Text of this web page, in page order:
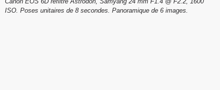
ISO. Poses unitaires de 8 secondes. Panoramique de 6 images.